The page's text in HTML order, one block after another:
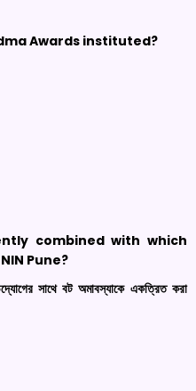
Awards instituted?
combined with which
Pune?
সাথে বট অমাবস্যাকে একত্রিত করা